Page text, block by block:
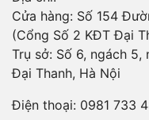
Cửa hàng: Số 154
(Cổng Số 2 KĐT Đại
Trụ sở: Số 6, ngách 5,
Đại Thanh, Hà Nội
Điện thoại: 0981 733